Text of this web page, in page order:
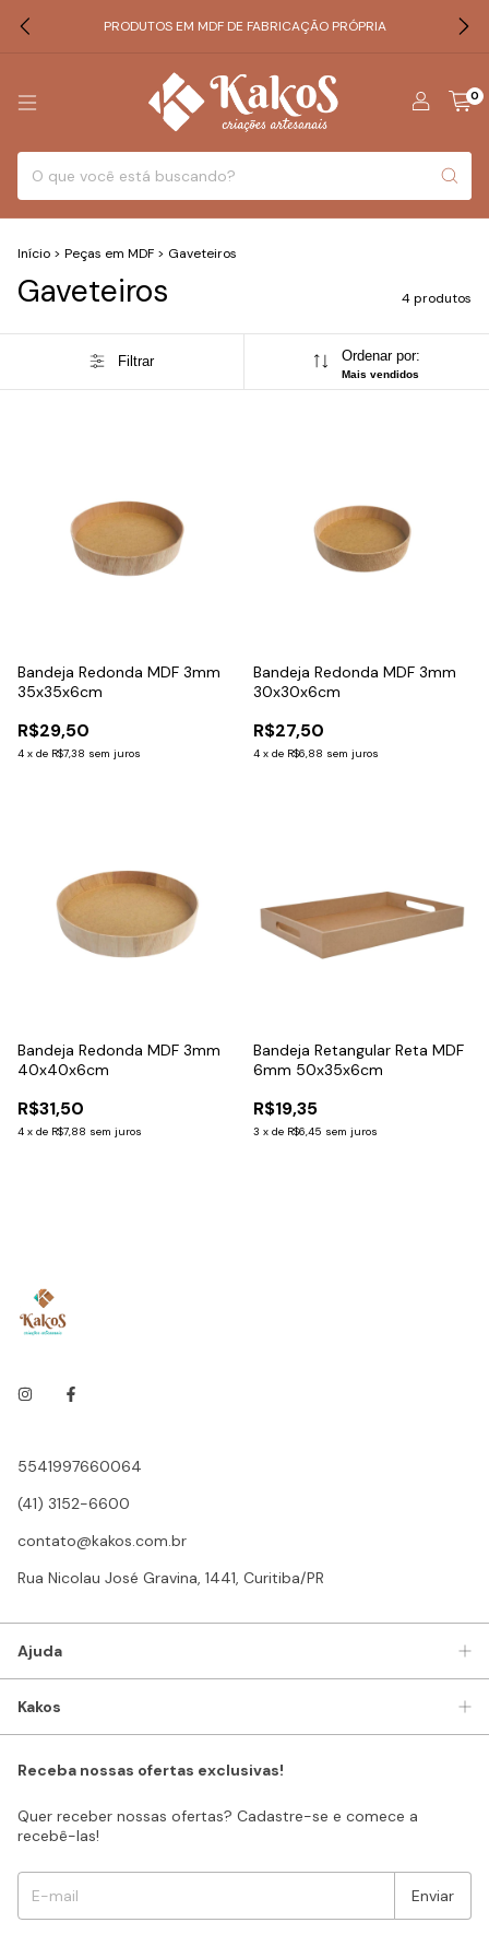
PRODUTOS EM MDF DE FABRICAÇÃO PRÓPRIA
0
Início > Peças em MDF > Gaveteiros
Gaveteiros 4 produtos
Filtrar Ordenar por:
Mais vendidos
Bandeja Redonda MDF 3mm
35x35x6cm
R$29,50
4 x de R$7,38 sem juros
Bandeja Redonda MDF 3mm
30x30x6cm
R$27,50
4 x de R$6,88 sem juros
Bandeja Redonda MDF 3mm
40x40x6cm
R$31,50
4 x de R$7,88 sem juros
Bandeja Retangular Reta MDF
6mm 50x35x6cm
R$19,35
3 x de R$6,45 sem juros
5541997660064
(41) 3152-6600
contato@kakos.com.br
Rua Nicolau José Gravina, 1441, Curitiba/PR
Ajuda
Kakos
Receba nossas ofertas exclusivas!
Quer receber nossas ofertas? Cadastre-se e comece a
recebê-las!